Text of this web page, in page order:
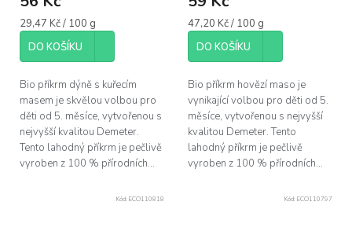
Měrná
cena:
29,47 Kč / 100 g
DO KOŠÍKU
Bio příkrm dýně s kuřecím
masem je skvělou volbou pro
děti od 5. měsíce, vytvořenou s
nejvyšší kvalitou Demeter.
Tento lahodný příkrm je pečlivě
vyroben z 100 % přírodních...
Měrná
cena:
47,20 Kč / 100 g
DO KOŠÍKU
Bio příkrm hovězí maso je
vynikající volbou pro děti od 5.
měsíce, vytvořenou s nejvyšší
kvalitou Demeter. Tento
lahodný příkrm je pečlivě
vyroben z 100 % přírodních...
Kód: ECO110818 Kód: ECO110797